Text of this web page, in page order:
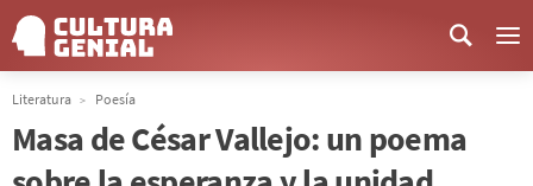
Literatura Poesía
Masa de César Vallejo: un poema